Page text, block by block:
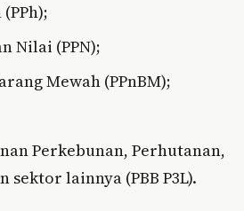
Nilai (PPN);
Mewah (PPnBM);
Perkebunan, Perhutanan,
sektor lainnya (PBB P3L).